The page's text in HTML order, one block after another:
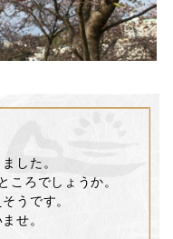
した。
ころでしょうか。
うです。
せ。